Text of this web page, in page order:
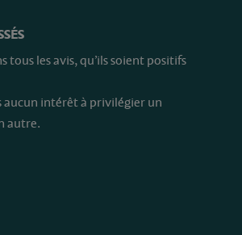
tous les avis, qu’ils soient positifs
aucun intérêt à privilégier un
autre.